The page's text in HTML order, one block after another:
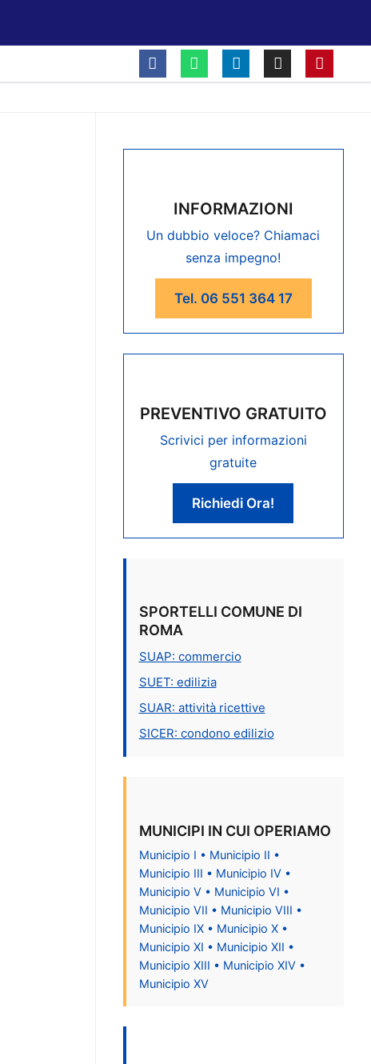
INFORMAZIONI
Un dubbio veloce? Chiamaci
senza impegno!
Tel. 06 551 364 17
PREVENTIVO GRATUITO
Scrivici per informazioni
gratuite
Richiedi Ora!
SPORTELLI COMUNE DI
ROMA
SUAP: commercio
SUET: edilizia
SUAR: attività ricettive
SICER: condono edilizio
MUNICIPI IN CUI OPERIAMO
Municipio I • Municipio II •
Municipio III • Municipio IV •
Municipio V • Municipio VI •
Municipio VII • Municipio VIII •
Municipio IX • Municipio X •
Municipio XI • Municipio XII •
Municipio XIII • Municipio XIV •
Municipio XV